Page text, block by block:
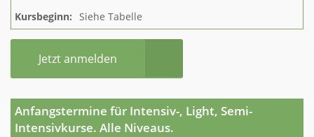
Kursbeginn: Siehe Tabelle
Jetzt anmelden
Anfangstermine für Intensiv-, Light, Semi-
Intensivkurse. Alle Niveaus.